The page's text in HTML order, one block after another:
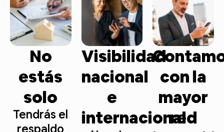
No
estás
solo
Tendrás el
respaldo
Visibilidad
nacional
e
internacional
con la
mayor
red